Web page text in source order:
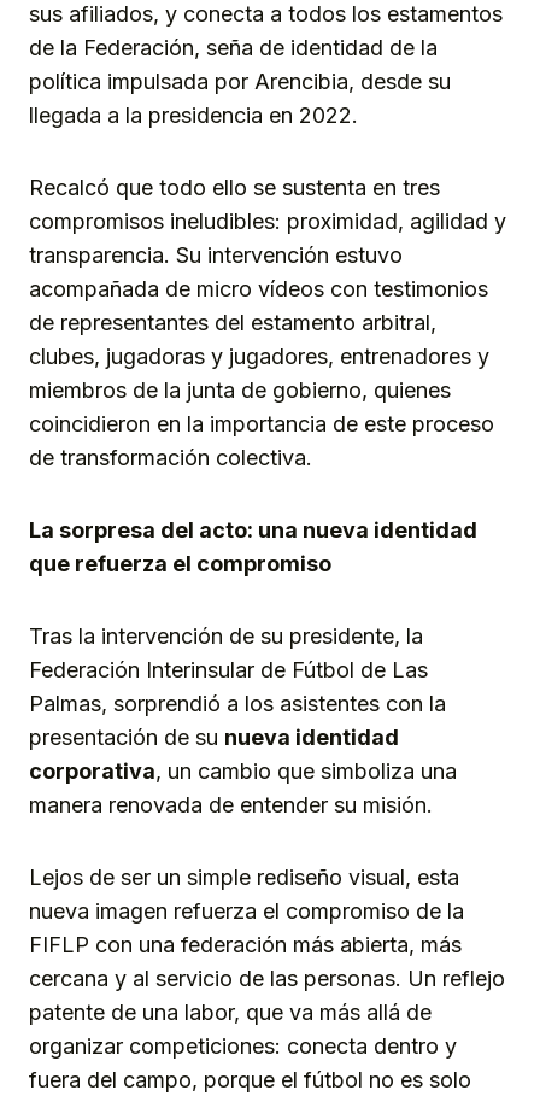
sus afiliados, y conecta a todos los estamentos
de la Federación, seña de identidad de la
política impulsada por Arencibia, desde su
llegada a la presidencia en 2022.
Recalcó que todo ello se sustenta en tres
compromisos ineludibles: proximidad, agilidad y
transparencia. Su intervención estuvo
acompañada de micro vídeos con testimonios
de representantes del estamento arbitral,
clubes, jugadoras y jugadores, entrenadores y
miembros de la junta de gobierno, quienes
coincidieron en la importancia de este proceso
de transformación colectiva.
La sorpresa del acto: una nueva identidad
que refuerza el compromiso
Tras la intervención de su presidente, la
Federación Interinsular de Fútbol de Las
Palmas, sorprendió a los asistentes con la
presentación de su nueva identidad
corporativa, un cambio que simboliza una
manera renovada de entender su misión.
Lejos de ser un simple rediseño visual, esta
nueva imagen refuerza el compromiso de la
FIFLP con una federación más abierta, más
cercana y al servicio de las personas. Un reflejo
patente de una labor, que va más allá de
organizar competiciones: conecta dentro y
fuera del campo, porque el fútbol no es solo